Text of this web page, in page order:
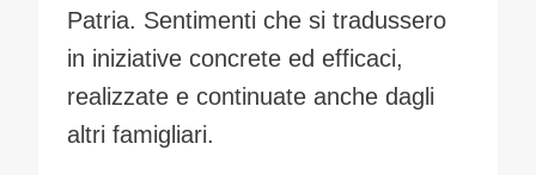
Patria. Sentimenti che si tradussero
in iniziative concrete ed efficaci,
realizzate e continuate anche dagli
altri famigliari.